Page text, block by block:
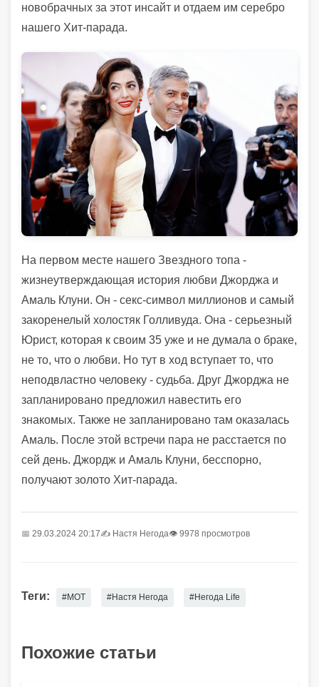
новобрачных за этот инсайт и отдаем им серебро
нашего Хит-парада.
На первом месте нашего Звездного топа -
жизнеутверждающая история любви Джорджа и
Амаль Клуни. Он - секс-символ миллионов и самый
закоренелый холостяк Голливуда. Она - серьезный
Юрист, которая к своим 35 уже и не думала о браке,
не то, что о любви. Но тут в ход вступает то, что
неподвластно человеку - судьба. Друг Джорджа не
запланировано предложил навестить его
знакомых. Также не запланировано там оказалась
Амаль. После этой встречи пара не расстается по
сей день. Джордж и Амаль Клуни, бесспорно,
получают золото Хит-парада.
📅 29.03.2024 20:17✍️ Настя Негода👁 9978 просмотров
Теги: #МОТ #Настя Негода #Негода Life
Похожие статьи